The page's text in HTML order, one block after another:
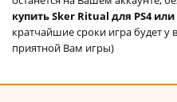
купить Sker Ritual для PS4 или
кратчайшие сроки игра будет у
приятной Вам игры)